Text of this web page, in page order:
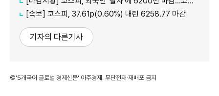
[속보] 코스피, 37.61p(0.60%) 내린 6258.77 마감
기자의 다른기사
©'5개국어 글로벌 경제신문' 아주경제. 무단전재·재배포 금지